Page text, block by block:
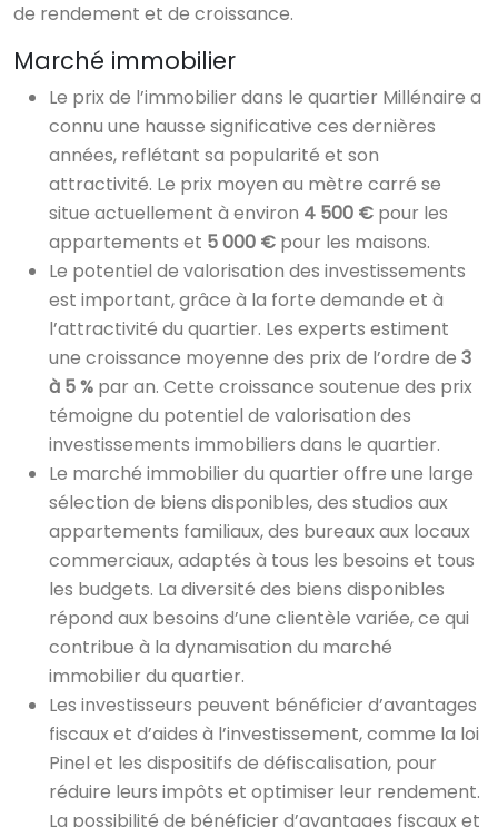
de rendement et de croissance.
Marché immobilier
Le prix de l’immobilier dans le quartier Millénaire a
connu une hausse significative ces dernières
années, reflétant sa popularité et son
attractivité. Le prix moyen au mètre carré se
situe actuellement à environ 4 500 € pour les
appartements et 5 000 € pour les maisons.
Le potentiel de valorisation des investissements
est important, grâce à la forte demande et à
l’attractivité du quartier. Les experts estiment
une croissance moyenne des prix de l’ordre de 3
à 5 % par an. Cette croissance soutenue des prix
témoigne du potentiel de valorisation des
investissements immobiliers dans le quartier.
Le marché immobilier du quartier offre une large
sélection de biens disponibles, des studios aux
appartements familiaux, des bureaux aux locaux
commerciaux, adaptés à tous les besoins et tous
les budgets. La diversité des biens disponibles
répond aux besoins d’une clientèle variée, ce qui
contribue à la dynamisation du marché
immobilier du quartier.
Les investisseurs peuvent bénéficier d’avantages
fiscaux et d’aides à l’investissement, comme la loi
Pinel et les dispositifs de défiscalisation, pour
réduire leurs impôts et optimiser leur rendement.
La possibilité de bénéficier d’avantages fiscaux et